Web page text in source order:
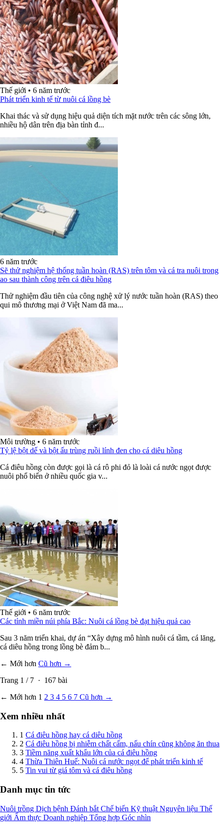
Thế giới • 6 năm trước
Phát triển kinh tế từ nuôi cá lồng bè
Khai thác và sử dụng hiệu quả diện tích mặt nước trên các sông lớn,
nhiều hộ dân trên địa bàn tỉnh đ...
6 năm trước
Sẽ thử nghiệm hệ thống tuần hoàn (RAS) trên tôm và cá tra nuôi trong
ao sau thành công trên cá điêu hồng
Thử nghiệm đầu tiên của công nghệ xử lý nước tuần hoàn (RAS) theo
qui mô thương mại ở Việt Nam đã ma...
Môi trường • 6 năm trước
Tỷ lệ bột dế và bột ấu trùng ruồi lính đen cho cá diêu hồng
Cá điêu hồng còn được gọi là cá rô phi đỏ là loài cá nước ngọt được
nuôi phổ biến ở nhiều quốc gia v...
Thế giới • 6 năm trước
Các tỉnh miền núi phía Bắc: Nuôi cá lồng bè đạt hiệu quả cao
Sau 3 năm triển khai, dự án “Xây dựng mô hình nuôi cá tầm, cá lăng,
cá diêu hồng trong lồng bè đảm b...
← Mới hơn Cũ hơn →
Trang 1 / 7 · 167 bài
← Mới hơn 1 2 3 4 5 6 7 Cũ hơn →
Xem nhiều nhất
1 Cá điêu hồng hay cá diêu hồng
2 Cá điêu hồng bị nhiễm chất cấm, nấu chín cũng không ăn thua
3 Tiềm năng xuất khẩu lớn của cá điêu hồng
4 Thừa Thiên Huế: Nuôi cá nước ngọt để phát triển kinh tế
5 Tin vui từ giá tôm và cá điêu hồng
Danh mục tin tức
Nuôi trồng Dịch bệnh Đánh bắt Chế biến Kỹ thuật Nguyên liệu Thế
giới Ẩm thực Doanh nghiệp Tổng hợp Góc nhìn